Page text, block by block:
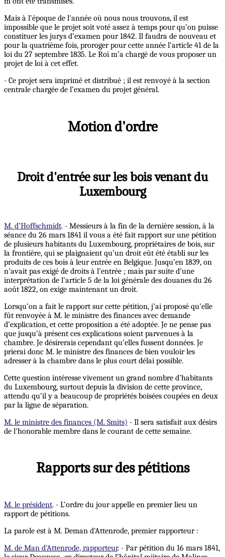
Mais à l'époque de l'année où nous nous trouvons, il est
impossible que le projet soit voté assez à temps pour qu’on puisse
constituer les jurys d’examen pour 1842. Il faudra de nouveau et
pour la quatrième fois, proroger pour cette année l’article 41 de la
loi du 27 septembre 1835. Le Roi m’a chargé de vous proposer un
projet de loi à cet effet.
- Ce projet sera imprimé et distribué ; il est renvoyé à la section
centrale chargée de l’examen du projet général.
Motion d'ordre
Droit d'entrée sur les bois venant du
Luxembourg
M. d’Hoffschmidt. - Messieurs à la fin de la dernière session, à la
séance du 26 mars 1841 il vous a été fait rapport sur une pétition
de plusieurs habitants du Luxembourg, propriétaires de bois, sur
la frontière, qui se plaignaient qu’un droit eût été établi sur les
produits de ces bois à leur entrée en Belgique. Jusqu’en 1839, on
n’avait pas exigé de droits à l’entrée ; mais par suite d’une
interprétation de l’article 5 de la loi générale des douanes du 26
août 1822, on exige maintenant un droit.
Lorsqu’on a fait le rapport sur cette pétition, j’ai proposé qu’elle
fût renvoyée à M. le ministre des finances avec demande
d’explication, et cette proposition a été adoptée. Je ne pense pas
que jusqu’à présent ces explications soient parvenues à la
chambre. Je désirerais cependant qu’elles fussent données. Je
prierai donc M. le ministre des finances de bien vouloir les
adresser à la chambre dans le plus court délai possible.
Cette question intéresse vivement un grand nombre d’habitants
du Luxembourg, surtout depuis la division de cette province,
attendu qu’il y a beaucoup de propriétés boisées coupées en deux
par la ligne de séparation.
M. le ministre des finances (M. Smits) - Il sera satisfait aux désirs
de l'honorable membre dans le courant de cette semaine.
Rapports sur des pétitions
M. le président. - L'ordre du jour appelle en premier lieu un
rapport de pétitions.
La parole est à M. Deman d'Attenrode, premier rapporteur :
M. de Man d’Attenrode, rapporteur. - Par pétition du 16 mars 1841,